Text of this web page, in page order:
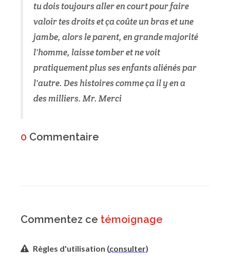
tu dois toujours aller en court pour faire
valoir tes droits et ça coûte un bras et une
jambe, alors le parent, en grande majorité
l'homme, laisse tomber et ne voit
pratiquement plus ses enfants aliénés par
l'autre. Des histoires comme ça il y en a
des milliers. Mr. Merci
0 Commentaire
Commentez ce témoignage
Règles d'utilisation (consulter)